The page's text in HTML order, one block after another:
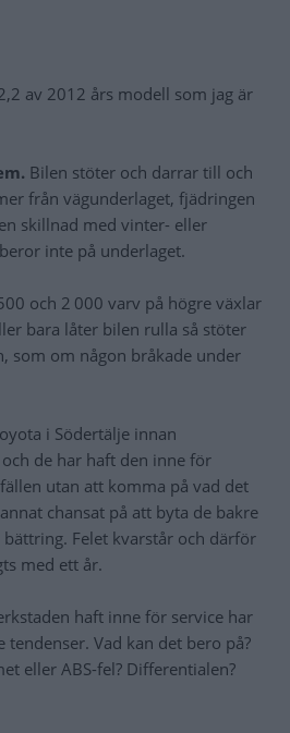
av 2012 års modell som jag är
Bilen stöter och darrar till och
från vägunderlaget, fjädringen
skillnad med vinter- eller
inte på underlaget.
och 2 000 varv på högre växlar
bara låter bilen rulla så stöter
som om någon bråkade under
i Södertälje innan
de har haft den inne för
utan att komma på vad det
chansat på att byta de bakre
Felet kvarstår och därför
med ett år.
haft inne för service har
tendenser. Vad kan det bero på?
eller ABS-fel? Differentialen?